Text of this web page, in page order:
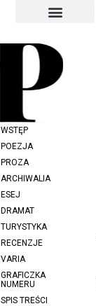
WSTĘP
POEZJA
PROZA
ARCHIWALIA
ESEJ
DRAMAT
TURYSTYKA
RECENZJE
VARIA
GRAFICZKA
NUMERU
SPIS TREŚCI